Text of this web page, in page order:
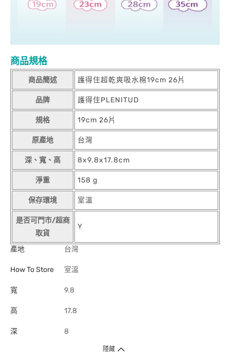
商品規格
商品簡述 護得住超乾爽吸水棉19cm 26片
品牌 護得住PLENITUD
規格 19cm 26片
原產地 台灣
深、寬、高 8x9.8x17.8cm
淨重 158 g
保存環境 室溫
是否可門市/超商
取貨
Y
產地 台灣
How To Store 室溫
寬 9.8
高 17.8
深 8
隱藏